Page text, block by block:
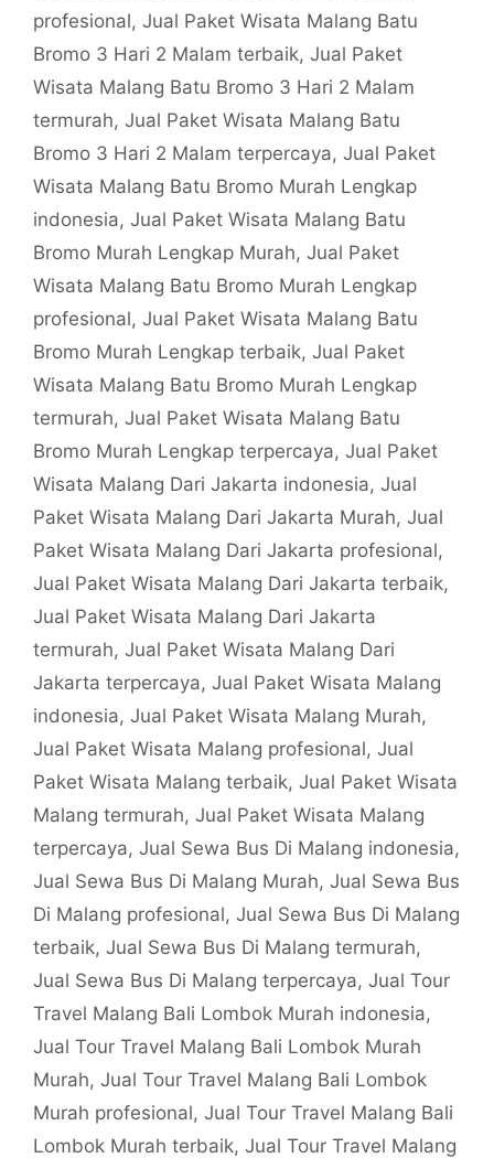
profesional, Jual Paket Wisata Malang Batu
Bromo 3 Hari 2 Malam terbaik, Jual Paket
Wisata Malang Batu Bromo 3 Hari 2 Malam
termurah, Jual Paket Wisata Malang Batu
Bromo 3 Hari 2 Malam terpercaya, Jual Paket
Wisata Malang Batu Bromo Murah Lengkap
indonesia, Jual Paket Wisata Malang Batu
Bromo Murah Lengkap Murah, Jual Paket
Wisata Malang Batu Bromo Murah Lengkap
profesional, Jual Paket Wisata Malang Batu
Bromo Murah Lengkap terbaik, Jual Paket
Wisata Malang Batu Bromo Murah Lengkap
termurah, Jual Paket Wisata Malang Batu
Bromo Murah Lengkap terpercaya, Jual Paket
Wisata Malang Dari Jakarta indonesia, Jual
Paket Wisata Malang Dari Jakarta Murah, Jual
Paket Wisata Malang Dari Jakarta profesional,
Jual Paket Wisata Malang Dari Jakarta terbaik,
Jual Paket Wisata Malang Dari Jakarta
termurah, Jual Paket Wisata Malang Dari
Jakarta terpercaya, Jual Paket Wisata Malang
indonesia, Jual Paket Wisata Malang Murah,
Jual Paket Wisata Malang profesional, Jual
Paket Wisata Malang terbaik, Jual Paket Wisata
Malang termurah, Jual Paket Wisata Malang
terpercaya, Jual Sewa Bus Di Malang indonesia,
Jual Sewa Bus Di Malang Murah, Jual Sewa Bus
Di Malang profesional, Jual Sewa Bus Di Malang
terbaik, Jual Sewa Bus Di Malang termurah,
Jual Sewa Bus Di Malang terpercaya, Jual Tour
Travel Malang Bali Lombok Murah indonesia,
Jual Tour Travel Malang Bali Lombok Murah
Murah, Jual Tour Travel Malang Bali Lombok
Murah profesional, Jual Tour Travel Malang Bali
Lombok Murah terbaik, Jual Tour Travel Malang